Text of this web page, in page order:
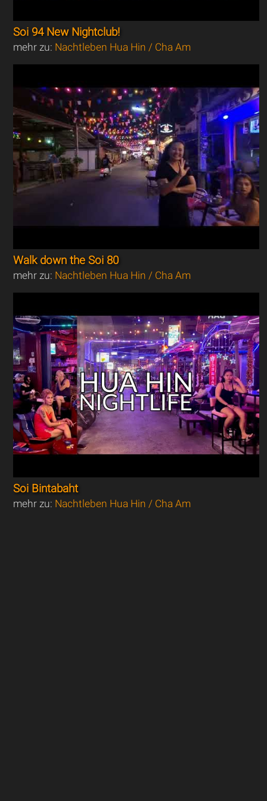
Soi 94 New Nightclub!
mehr zu: Nachtleben Hua Hin / Cha Am
Walk down the Soi 80
mehr zu: Nachtleben Hua Hin / Cha Am
Soi Bintabaht
mehr zu: Nachtleben Hua Hin / Cha Am